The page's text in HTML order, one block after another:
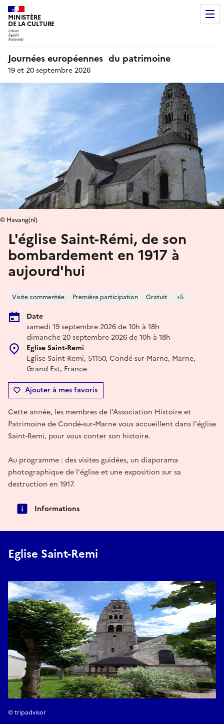
MINISTÈRE
DE LA CULTURE
Journées européennes du patrimoine
19 et 20 septembre 2026
L'église Saint-Rémi, de son
bombardement en 1917 à
aujourd'hui
Visite commentée Première participation Gratuit +5
Date
samedi 19 septembre 2026 de 10h à 18h
dimanche 20 septembre 2026 de 10h à 18h
Eglise Saint-Remi
Eglise Saint-Remi, 51150, Condé-sur-Marne, Marne,
Grand Est, France
Ajouter à mes favoris
© Havang(nl)
Cette année, les membres de l’Association Histoire et
Patrimoine de Condé-sur-Marne vous accueillent dans l'église
Saint-Remi, pour vous conter son histoire.
Au programme : des visites guidées, un diaporama
photographique de l'église et une exposition sur sa
destruction en 1917.
Informations
Eglise Saint-Remi
© tripadvisor